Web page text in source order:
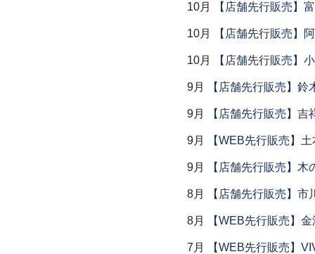
10月 【店舗先行販売】
10月 【店舗先行販売】
10月 【店舗先行販売】
9月 【店舗先行販売】
9月 【店舗先行販売】吉
9月 【WEB先行販売】
9月 【店舗先行販売】木
8月 【店舗先行販売】
8月 【WEB先行販売】
7月 【WEB先行販売】